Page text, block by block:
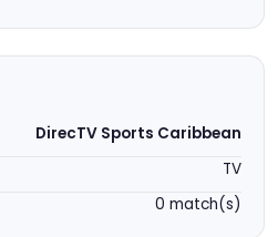
DirecTV Sports Caribbean
TV
0 match(s)